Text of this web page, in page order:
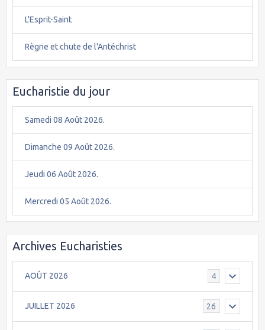
L'Esprit-Saint
Règne et chute de l'Antéchrist
Eucharistie du jour
Samedi 08 Août 2026.
Dimanche 09 Août 2026.
Jeudi 06 Août 2026.
Mercredi 05 Août 2026.
Archives Eucharisties
AOÛT 2026 4
JUILLET 2026 26